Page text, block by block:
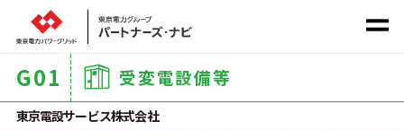
社会課題から探す
G01 受変電設備等
東京電設サービス株式会社